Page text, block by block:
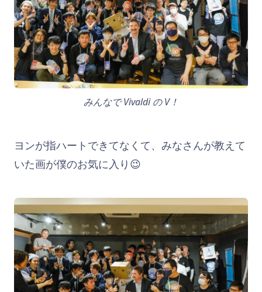
みんなで Vivaldi の V！
ヨンが指ハートできてなくて、みなさんが教えて
いた画が僕のお気に入り😉